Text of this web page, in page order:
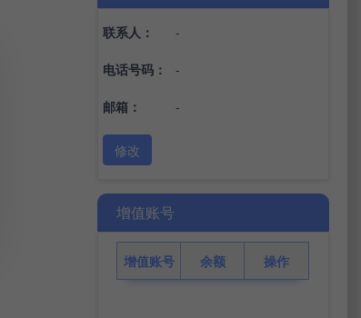
联系人： -
电话号码： -
邮箱： -
修改
增值账号
增值账号 余额 操作